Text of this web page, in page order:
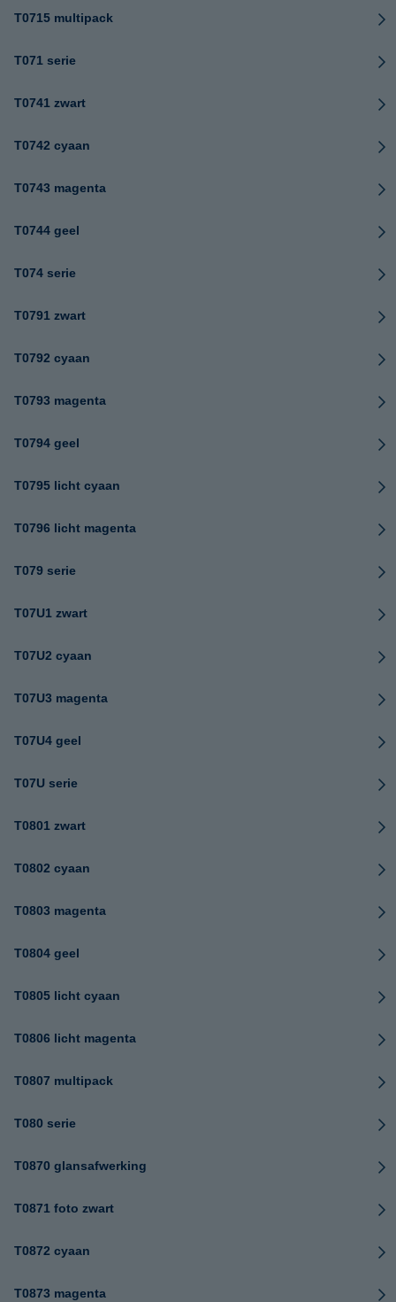
T0715 multipack
T071 serie
T0741 zwart
T0742 cyaan
T0743 magenta
T0744 geel
T074 serie
T0791 zwart
T0792 cyaan
T0793 magenta
T0794 geel
T0795 licht cyaan
T0796 licht magenta
T079 serie
T07U1 zwart
T07U2 cyaan
T07U3 magenta
T07U4 geel
T07U serie
T0801 zwart
T0802 cyaan
T0803 magenta
T0804 geel
T0805 licht cyaan
T0806 licht magenta
T0807 multipack
T080 serie
T0870 glansafwerking
T0871 foto zwart
T0872 cyaan
T0873 magenta